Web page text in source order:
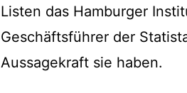
Listen das Hamburger
Geschäftsführer der
Aussagekraft sie haben.